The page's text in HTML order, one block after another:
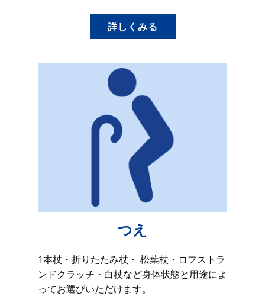
詳しくみる
つえ
1本杖・折りたたみ杖・ 松葉杖・ロフストラ
ンドクラッチ・白杖など身体状態と用途によ
ってお選びいただけます。